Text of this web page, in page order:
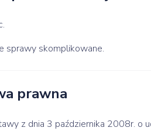
sprawy skomplikowane.
prawna
z dnia 3 października 2008r. o